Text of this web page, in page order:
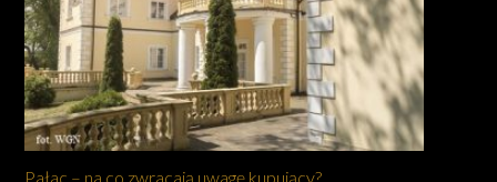
Pałac – na co zwracają uwagę kupujący?